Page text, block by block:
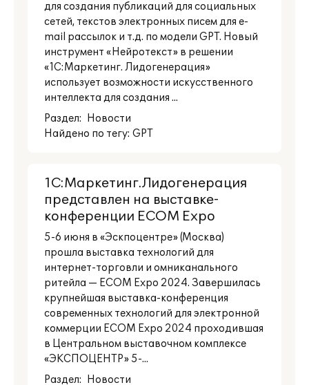
для создания публикаций для социальных
сетей, текстов электронных писем для e-
mail рассылок и т.д. по модели GPT. Новый
инструмент «Нейротекст» в решении
«1С:Маркетинг. Лидогенерация»
использует возможности искусственного
интеллекта для создания ...
Раздел:
Новости
Найдено по тегу: GPT
1С:Маркетинг.Лидогенерация
представлен на выставке-
конференции ECOM Expo
5-6 июня в «Эскпоцентре» (Москва)
прошла выставка технологий для
интернет-торговли и омниканального
ритейла — ECOM Expo 2024. Завершилась
крупнейшая выставка-конференция
современных технологий для электронной
коммерции ECOM Expo 2024 проходившая
в Центральном выставочном комплексе
«ЭКСПОЦЕНТР» 5-...
Раздел:
Новости